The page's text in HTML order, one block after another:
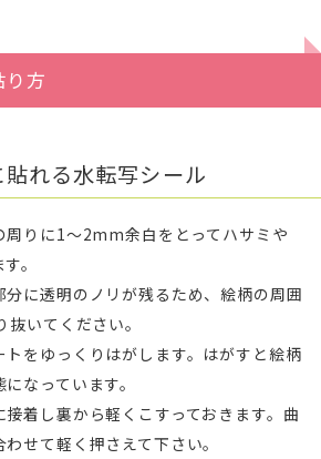
方
れる水転写シール
りに1〜2mm余白をとってハサミや
。
に透明のノリが残るため、絵柄の周囲
いてください。
をゆっくりはがします。はがすと絵柄
なっています。
着し裏から軽くこすっておきます。曲
せて軽く押さえて下さい。